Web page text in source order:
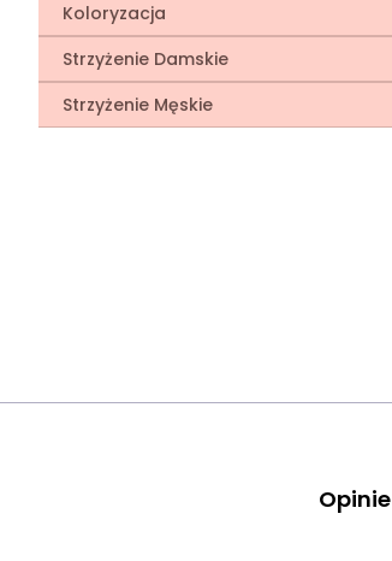
Koloryzacja
Strzyżenie Damskie
Strzyżenie Męskie
Opinie